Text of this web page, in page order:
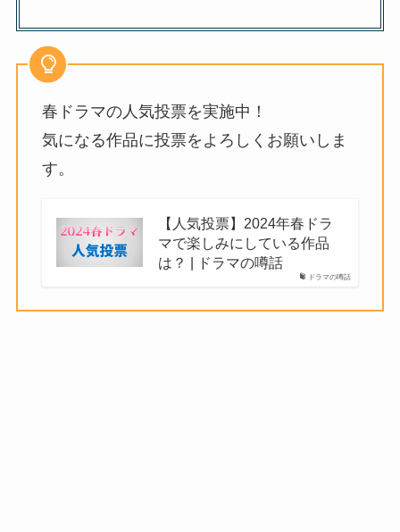
春ドラマの人気投票を実施中！
気になる作品に投票をよろしくお願いしま
す。
ドラマの噂話
【人気投票】2024年春ドラ
マで楽しみにしている作品
は？ | ドラマの噂話